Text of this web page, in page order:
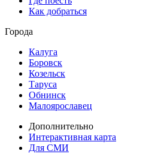
Как добраться
Города
Калуга
Боровск
Козельск
Таруса
Обнинск
Малоярославец
Дополнительно
Интерактивная карта
Для СМИ